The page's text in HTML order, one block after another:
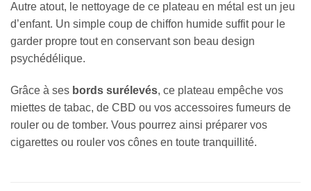
Autre atout, le nettoyage de ce plateau en métal est un jeu
d’enfant. Un simple coup de chiffon humide suffit pour le
garder propre tout en conservant son beau design
psychédélique.
Grâce à ses bords surélevés, ce plateau empêche vos
miettes de tabac, de CBD ou vos accessoires fumeurs de
rouler ou de tomber. Vous pourrez ainsi préparer vos
cigarettes ou rouler vos cônes en toute tranquillité.
Appliquer les filtres